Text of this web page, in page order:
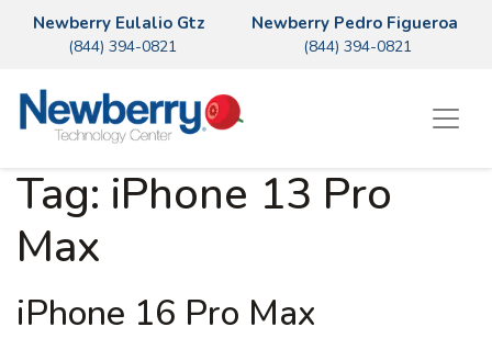
Newberry Eulalio Gtz
(844) 394-0821
Newberry Pedro Figueroa
(844) 394-0821
Tag: iPhone 13 Pro
Max
iPhone 16 Pro Max